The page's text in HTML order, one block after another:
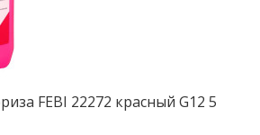
FEBI 22272 красный G12 5